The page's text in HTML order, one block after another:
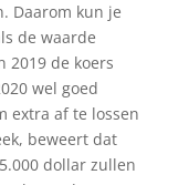
Daarom kun je
de waarde
2019 de koers
wel goed
extra af te lossen
beweert dat
dollar zullen